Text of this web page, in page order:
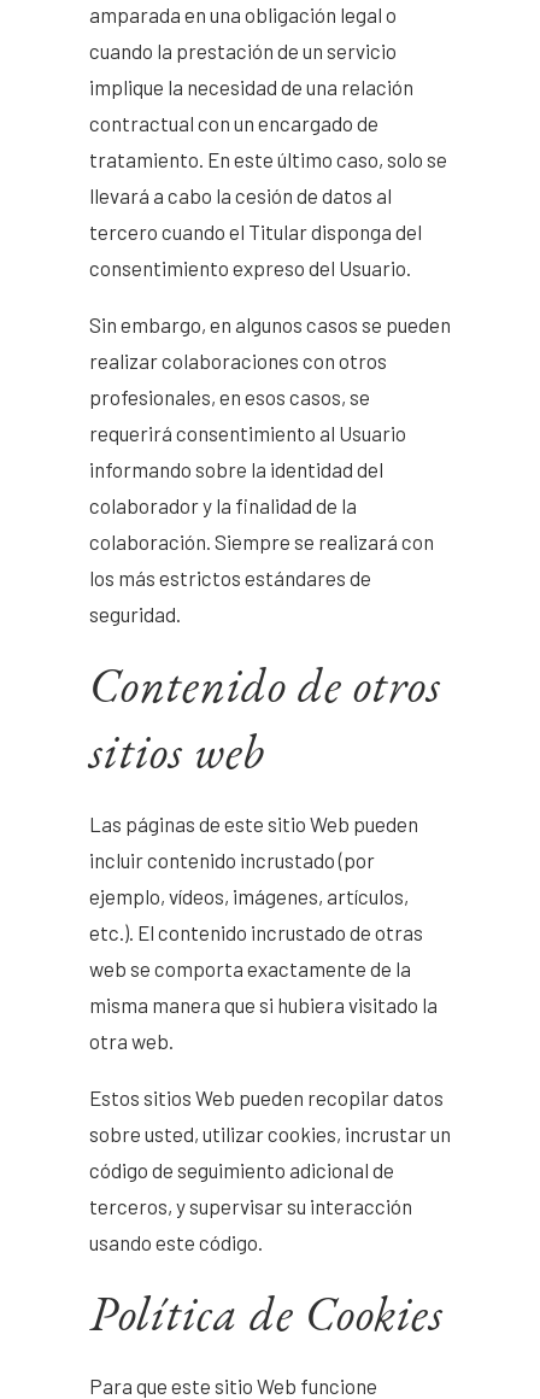
amparada en una obligación legal o
cuando la prestación de un servicio
implique la necesidad de una relación
contractual con un encargado de
tratamiento. En este último caso, solo se
llevará a cabo la cesión de datos al
tercero cuando el Titular disponga del
consentimiento expreso del Usuario.
Sin embargo, en algunos casos se pueden
realizar colaboraciones con otros
profesionales, en esos casos, se
requerirá consentimiento al Usuario
informando sobre la identidad del
colaborador y la finalidad de la
colaboración. Siempre se realizará con
los más estrictos estándares de
seguridad.
Contenido de otros
sitios web
Las páginas de este sitio Web pueden
incluir contenido incrustado (por
ejemplo, vídeos, imágenes, artículos,
etc.). El contenido incrustado de otras
web se comporta exactamente de la
misma manera que si hubiera visitado la
otra web.
Estos sitios Web pueden recopilar datos
sobre usted, utilizar cookies, incrustar un
código de seguimiento adicional de
terceros, y supervisar su interacción
usando este código.
Política de Cookies
Para que este sitio Web funcione